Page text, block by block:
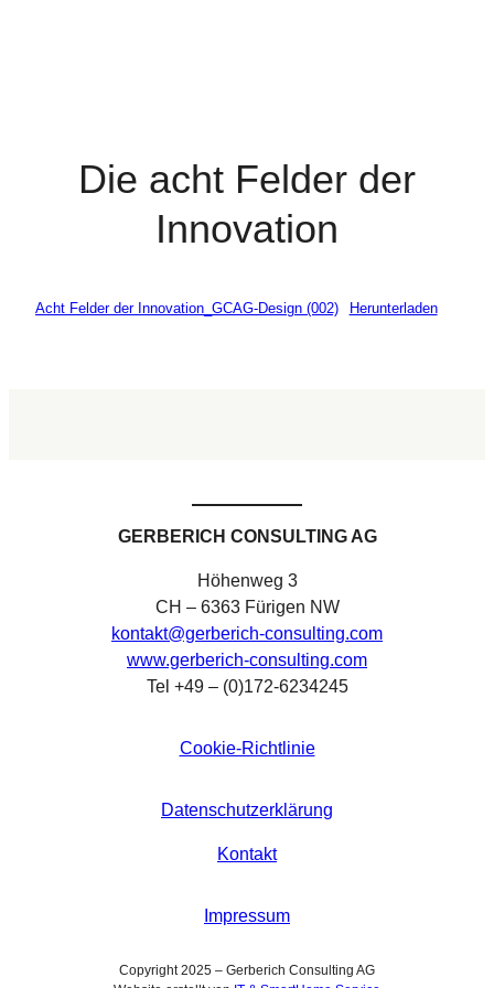
Die acht Felder der
Innovation
Acht Felder der Innovation_GCAG-Design (002) Herunterladen
GERBERICH CONSULTING AG
Höhenweg 3
CH – 6363 Fürigen NW
kontakt@gerberich-consulting.com
www.gerberich-consulting.com
Tel +49 – (0)172-6234245
Cookie-Richtlinie
Datenschutzerklärung
Kontakt
Impressum
Copyright 2025 – Gerberich Consulting AG